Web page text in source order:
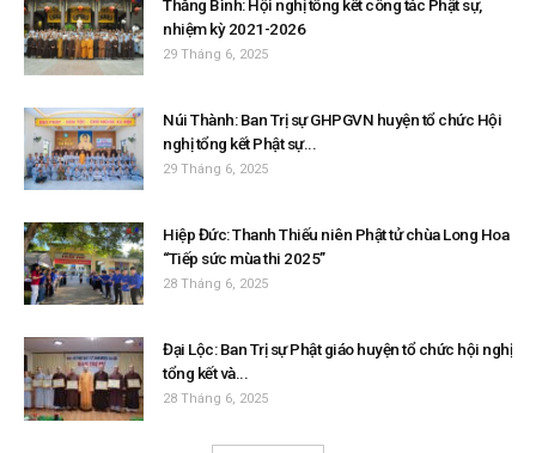
Thăng Bình: Hội nghị tổng kết công tác Phật sự,
nhiệm kỳ 2021-2026
29 Tháng 6, 2025
Núi Thành: Ban Trị sự GHPGVN huyện tổ chức Hội
nghị tổng kết Phật sự...
29 Tháng 6, 2025
Hiệp Đức: Thanh Thiếu niên Phật tử chùa Long Hoa
“Tiếp sức mùa thi 2025”
28 Tháng 6, 2025
Đại Lộc: Ban Trị sự Phật giáo huyện tổ chức hội nghị
tổng kết và...
28 Tháng 6, 2025